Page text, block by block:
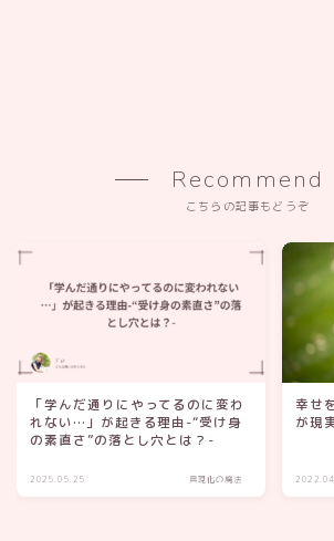
Recommend
こちらの記事もどうぞ
「学んだ通りにやってるのに変わ
れない…」が起きる理由-“受け身
の素直さ”の落とし穴とは？-
2025.05.25 具現化の魔法
幸せ
が現